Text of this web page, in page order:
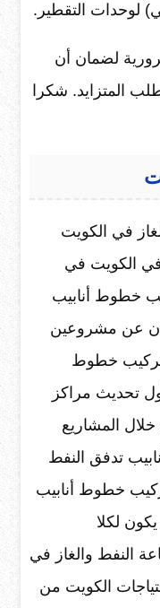
لوحدات التقطير.
لضمان أن
المتزايد. شكرا
في الكويت
في الكويت في
خطوط أنابيب
عن مشروعين
تركيب خطوط
تحديث مراكز
المشاريع
تدفق النفط
خطوط أنابيب
لكلا
النفط والغاز في
الكويت من